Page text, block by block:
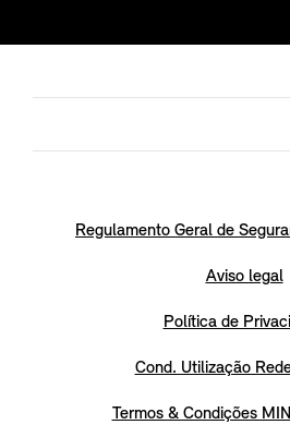
Regulamento Geral de
Aviso legal
Política de
Cond. Utilização
Termos & Condições